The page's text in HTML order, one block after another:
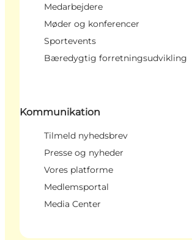
Medarbejdere
Møder og konferencer
Sportevents
Bæredygtig forretningsudvikling
Kommunikation
Tilmeld nyhedsbrev
Presse og nyheder
Vores platforme
Medlemsportal
Media Center